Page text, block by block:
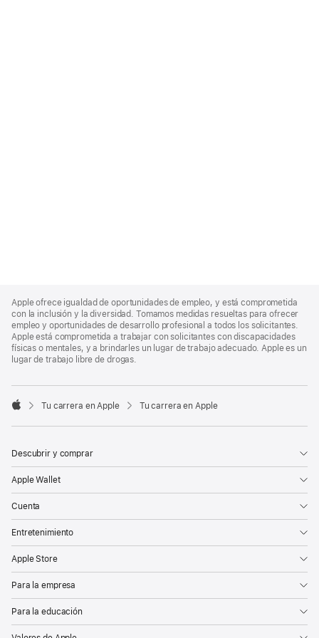
Footer
Apple ofrece igualdad de oportunidades de empleo, y está comprometida
con la inclusión y la diversidad. Tomamos medidas resueltas para ofrecer
empleo y oportunidades de desarrollo profesional a todos los solicitantes.
Apple está comprometida a trabajar con solicitantes con discapacidades
físicas o mentales, y a brindarles un lugar de trabajo adecuado. Apple es un
lugar de trabajo libre de drogas.

Tu carrera en Apple Tu carrera en Apple
Descubrir y comprar
Apple Wallet
Cuenta
Entretenimiento
Apple Store
Para la empresa
Para la educación